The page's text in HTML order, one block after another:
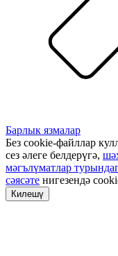
Барлык язмалар
Без cookie-файллар
сез әлеге белдерүгә,
мәгълүматлар
сәясәте нигезендә
Килешү